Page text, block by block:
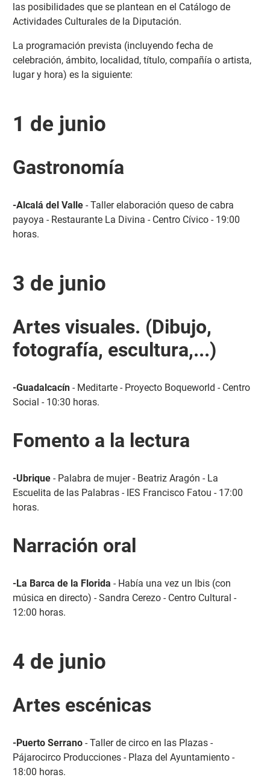
las posibilidades que se plantean en el Catálogo de
Actividades Culturales de la Diputación.
La programación prevista (incluyendo fecha de
celebración, ámbito, localidad, título, compañía o artista,
lugar y hora) es la siguiente:
1 de junio
Gastronomía
-Alcalá del Valle- Taller elaboración queso de cabra
payoya - Restaurante La Divina - Centro Cívico - 19:00
horas.
3 de junio
Artes visuales. (Dibujo,
fotografía, escultura,...)
-Guadalcacín- Meditarte - Proyecto Boqueworld - Centro
Social - 10:30 horas.
Fomento a la lectura
-Ubrique- Palabra de mujer - Beatriz Aragón - La
Escuelita de las Palabras - IES Francisco Fatou - 17:00
horas.
Narración oral
-La Barca de la Florida - Había una vez un Ibis (con
música en directo) - Sandra Cerezo - Centro Cultural -
12:00 horas.
4 de junio
Artes escénicas
-Puerto Serrano- Taller de circo en las Plazas -
Pájarocirco Producciones - Plaza del Ayuntamiento -
18:00 horas.